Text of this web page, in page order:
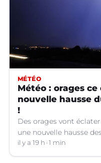
MÉTÉO
Météo : orages
nouvelle hausse
!
Des orages vont
une nouvelle hausse
il y a 19 h 1 min